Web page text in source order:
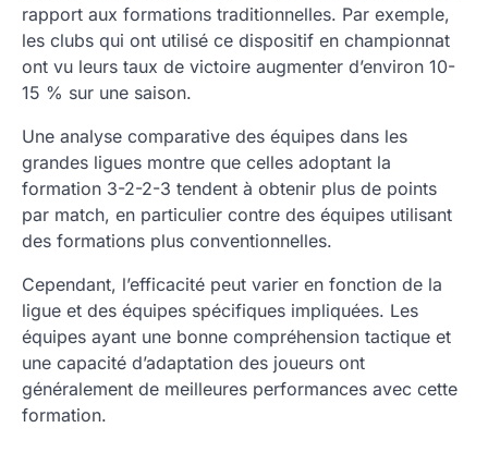
rapport aux formations traditionnelles. Par exemple,
les clubs qui ont utilisé ce dispositif en championnat
ont vu leurs taux de victoire augmenter d’environ 10-
15 % sur une saison.
Une analyse comparative des équipes dans les
grandes ligues montre que celles adoptant la
formation 3-2-2-3 tendent à obtenir plus de points
par match, en particulier contre des équipes utilisant
des formations plus conventionnelles.
Cependant, l’efficacité peut varier en fonction de la
ligue et des équipes spécifiques impliquées. Les
équipes ayant une bonne compréhension tactique et
une capacité d’adaptation des joueurs ont
généralement de meilleures performances avec cette
formation.